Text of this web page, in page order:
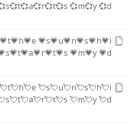
💞t💞a💞r💞t💞s 💞m💞y💞d
💗t💗h💗e 💗s💗u💗n💗s💗h💗i
💗t💗a💗r💗t💗s 💗m💗y 💗d
💘t💘h💘e 💘s💘u💘n💘s💘h💘i
💘t💘a💘r💘t💘s 💘m💘y💘d